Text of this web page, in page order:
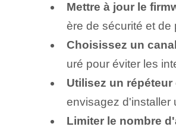
Mettre à jour le
ère de sécurité et de
Choisissez un
uré pour éviter les
Utilisez un
envisagez d'installer
Limiter le nombre